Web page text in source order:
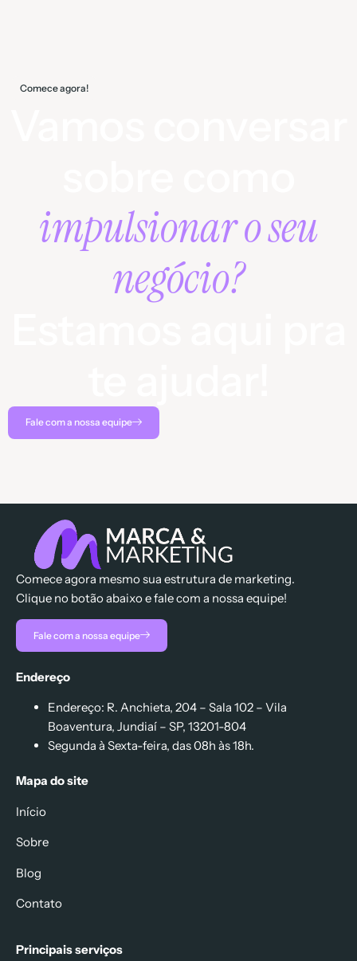
Comece agora!
impulsionar o seu
negócio?
Fale com a nossa equipe
Comece agora mesmo sua estrutura de marketing.
Clique no botão abaixo e fale com a nossa equipe!
Fale com a nossa equipe
Endereço
Endereço: R. Anchieta, 204 – Sala 102 – Vila
Boaventura, Jundiaí – SP, 13201-804
Segunda à Sexta-feira, das 08h às 18h.
Mapa do site
Início
Sobre
Blog
Contato
Principais serviços